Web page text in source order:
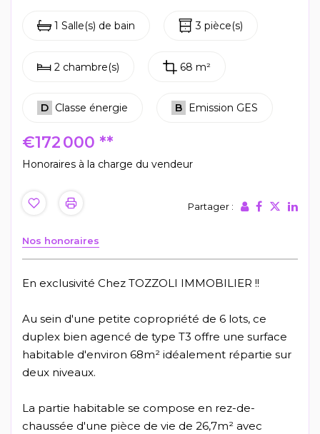
1 Salle(s) de bain 3 pièce(s)
2 chambre(s) 68 m²
D Classe énergie B Emission GES
€172 000 **
Honoraires à la charge du vendeur
Partager :
Nos honoraires
En exclusivité Chez TOZZOLI IMMOBILIER !!
Au sein d'une petite copropriété de 6 lots, ce
duplex bien agencé de type T3 offre une surface
habitable d'environ 68m² idéalement répartie sur
deux niveaux.
La partie habitable se compose en rez-de-
chaussée d'une pièce de vie de 26,7m² avec